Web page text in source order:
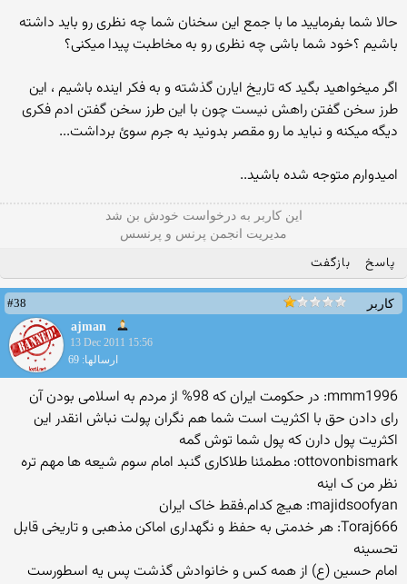
حالا شما بفرمایید ما با جمع این سخنان شما چه نظری رو باید داشته
باشیم ؟خود شما باشی چه نظری رو به مخاطبت پیدا میکنی؟
اگر میخواهید بگید که تاریخ ایارن گذشته و به فکر اینده باشیم ، این
طرز سخن گفتن راهش نیست چون با این طرز سخن گفتن ادم فکری
دیگه میکنه و نباید ما رو مقصر بدونید به جرم سوئ برداشت...
امیدوارم متوجه شده باشید..
این كاربر به درخواست خودش بن شد
مدیریت انجمن پرنس و پرنسس
پاسخ بازگفت
کاربر
#38
ajman
13 Dec 2011 15:56
ارسالها: 69
mmm1996: در حکومت ایران که 98% از مردم به اسلامی بودن آن
رای دادن حق با اکثریت است شما هم نگران پولت نباش انقدر این
اکثریت پول دارن که پول شما توش گمه
ottovonbismark: مطمئنا طلاکاری گنبد امام سوم شیعه ها مهم تره
نظر من ک اینه
majidsoofyan: هیچ کدام.فقط خاک ایران
Toraj666: هر خدمتی به حفظ و نگهداری اماکن مذهبی و تاریخی قابل
تحسینه
امام حسین (ع) از همه کس و خانوادش گذشت پس یه اسطورست